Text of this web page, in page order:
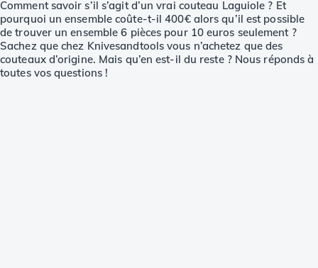
Comment savoir s’il s’agit d’un vrai couteau Laguiole ? Et
pourquoi un ensemble coûte-t-il 400€ alors qu’il est possible
de trouver un ensemble 6 pièces pour 10 euros seulement ?
Sachez que chez Knivesandtools vous n’achetez que des
couteaux d’origine. Mais qu’en est-il du reste ? Nous réponds à
toutes vos questions !